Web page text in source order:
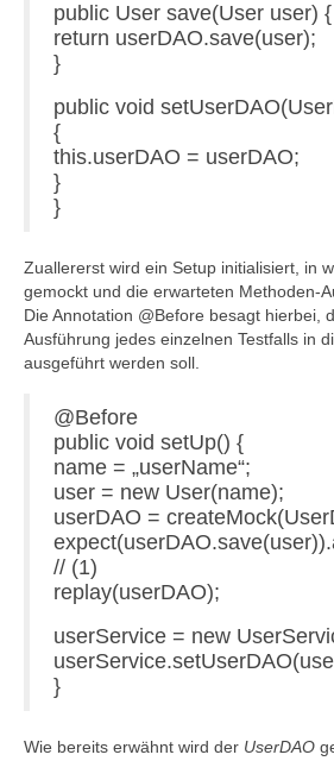
public User save(User user) {
return userDAO.save(user);
}
public void
{
this.userDAO = userDAO;
}
}
Zuallererst wird ein Setup initialisiert, in
gemockt und die erwarteten Methoden-
Die Annotation @Before besagt hierbei,
Ausführung jedes einzelnen Testfalls in
ausgeführt werden soll.
@Before
public void setUp() {
name = „userName“;
user = new User(name);
userDAO =
// (1)
replay(userDAO);
userService = new
}
Wie bereits erwähnt wird der UserDAO